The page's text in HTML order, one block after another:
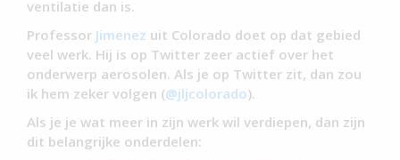
ventilatie dan is.
Professor Jimenez uit Colorado doet op dat gebied
veel werk. Hij is op Twitter zeer actief over het
onderwerp aerosolen. Als je op Twitter zit, dan zou
ik hem zeker volgen (@jljcolorado).
Als je je wat meer in zijn werk wil verdiepen, dan zijn
dit belangrijke onderdelen: